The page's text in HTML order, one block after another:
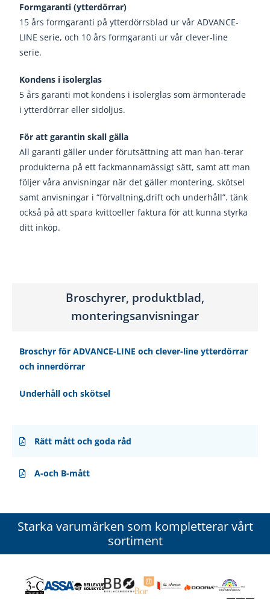
Formgaranti (ytterdörrar)
15 års formgaranti på ytterdörrsblad ur vårADVANCE-
LINE serie, och 10 års formgaranti urvår clever-line
serie.
Kondens i isolerglas
5 års garanti mot kondens i isolerglas som ärmonterade
i ytterdörrar eller sidoljus.
För att garantin skall gälla
All garanti gäller under förutsättning att man han-terar
produkterna på ett fackmannamässigt sätt,samt att man
följer våra anvisningar när det gäller montering, skötsel
samt anvisningar i “förvaltning,drift och underhåll”. tänk
också på att spara kvittoeller faktura för att kunna styrka
ditt inköp.
Broschyrer, produktblad,
monteringsanvisningar
Broschyr för ADVANCE-LINE och clever-line ytterdörrar
och innerdörrar
Underhåll och skötsel
Rätt mått och goda råd
A-och B-mått
Starka varumärken som kompletterar vårt
sortiment